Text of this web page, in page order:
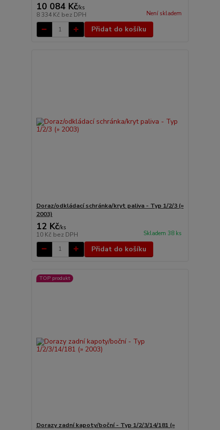
10 084 Kč/ks
8 334 Kč bez DPH Není skladem
Přidat do košíku
Doraz/odkládací schránka/kryt paliva - Typ 1/2/3 (»
2003)
12 Kč/ks
10 Kč bez DPH Skladem 38 ks
Přidat do košíku
TOP produkt
Dorazy zadní kapoty/boční - Typ 1/2/3/14/181 (»